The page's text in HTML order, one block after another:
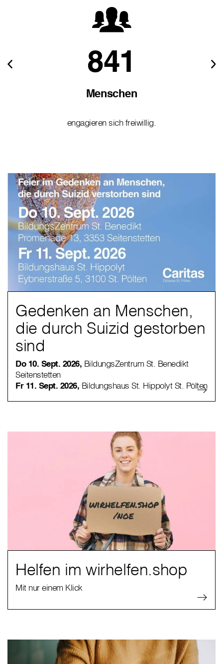
841
Menschen
engagieren sich freiwillig.
Gedenken an Menschen,
die durch Suizid gestorben
sind
Do 10. Sept. 2026, BildungsZentrum St. Benedikt
Seitenstetten
Fr 11. Sept. 2026, Bildungshaus St. Hippolyt St. Pölten
Helfen im wirhelfen.shop
Mit nur einem Klick